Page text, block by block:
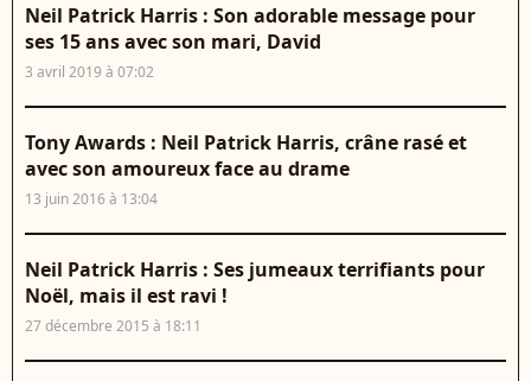
Neil Patrick Harris : Son adorable message pour
ses 15 ans avec son mari, David
3 avril 2019 à 07:02
Tony Awards : Neil Patrick Harris, crâne rasé et
avec son amoureux face au drame
13 juin 2016 à 13:04
Neil Patrick Harris : Ses jumeaux terrifiants pour
Noël, mais il est ravi !
27 décembre 2015 à 18:11